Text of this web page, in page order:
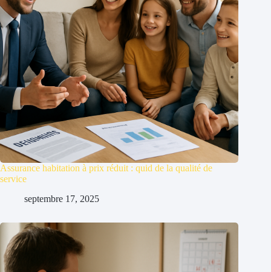
Assurance habitation à prix réduit : quid de la qualité de
service
septembre 17, 2025